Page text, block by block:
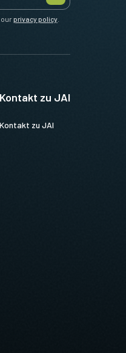
ourprivacy policy.
Kontakt zu JAI
Kontakt zu JAI